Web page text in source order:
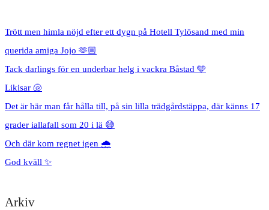
Trött men himla nöjd efter ett dygn på Hotell Tylösand med min
querida amiga Jojo 🫶🏼
Tack darlings för en underbar helg i vackra Båstad 🩵
Likisar 🐚
Det är här man får hålla till, på sin lilla trädgårdstäppa, där känns 17
grader iallafall som 20 i lä 😅
Och där kom regnet igen 🌧️
God kväll ✨
Arkiv